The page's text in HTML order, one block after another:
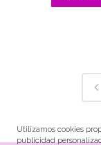
Utilizamos cookies
publicidad